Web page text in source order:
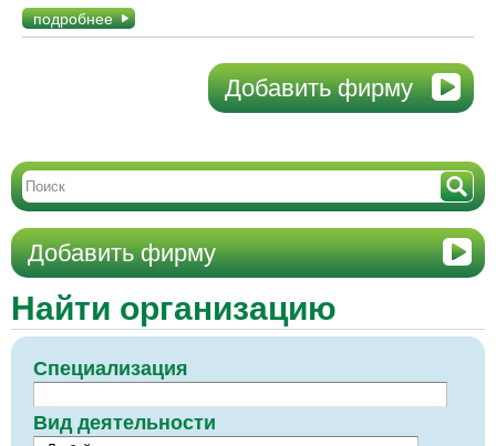
подробнее
Добавить фирму
Добавить фирму
Найти организацию
Специализация
Вид деятельности